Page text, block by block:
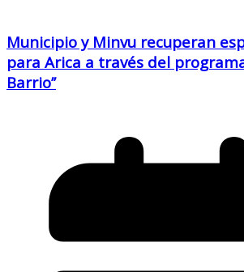
Municipio y Minvu recuperan
para Arica a través del programa
Barrio’’